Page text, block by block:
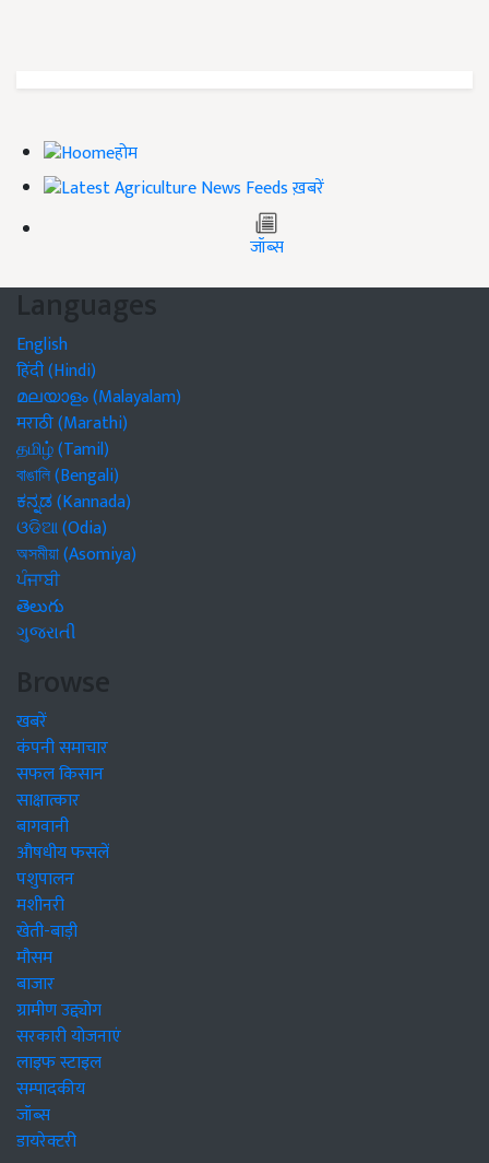
होम
ख़बरें
जॉब्स
Languages
English
हिंदी (Hindi)
മലയാളം (Malayalam)
मराठी (Marathi)
தமிழ் (Tamil)
বাঙালি (Bengali)
ಕನ್ನಡ (Kannada)
ଓଡିଆ (Odia)
অসমীয়া (Asomiya)
ਪੰਜਾਬੀ
తెలుగు
ગુજરાતી
Browse
खबरें
कंपनी समाचार
सफल किसान
साक्षात्कार
बागवानी
औषधीय फसलें
पशुपालन
मशीनरी
खेती-बाड़ी
मौसम
बाजार
ग्रामीण उद्द्योग
सरकारी योजनाएं
लाइफ स्टाइल
सम्पादकीय
जॉब्स
डायरेक्टरी